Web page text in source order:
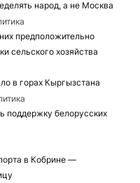
народ, а не Москва
предположительно
сельского хозяйства
в горах Кыргызстана
поддержку белорусских
в Кобрине —